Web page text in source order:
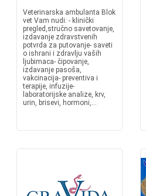
Veterinarska ambulanta Blok
vet Vam nudi: - klinički
pregled,stručno savetovanje,
izdavanje zdravstvenih
potvrda za putovanje- saveti
o ishrani i zdravlju vaših
ljubimaca- čipovanje,
izdavanje pasoša,
vakcinacija- preventiva i
terapije, infuzije-
laboratorijske analize, krv,
urin, brisevi, hormoni,...